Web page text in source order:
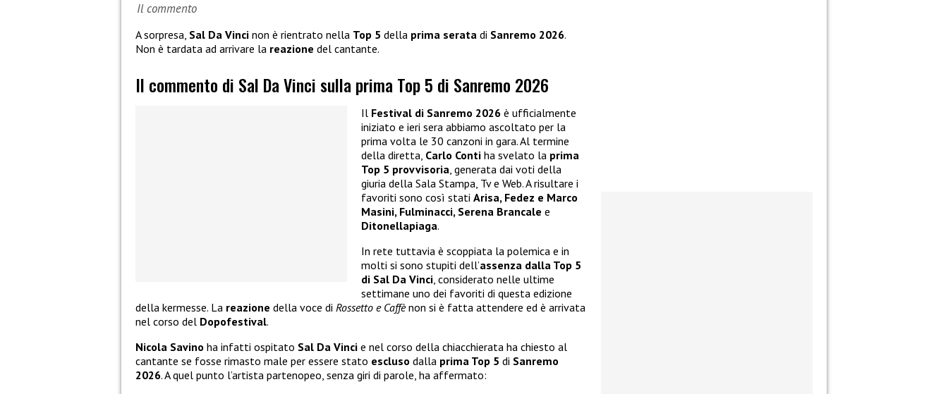
Il commento
A sorpresa, Sal Da Vinci non è rientrato nella Top 5 della prima serata di Sanremo 2026.
Non è tardata ad arrivare la reazione del cantante.
Il commento di Sal Da Vinci sulla prima Top 5 di Sanremo 2026
Il Festival di Sanremo 2026 è ufficialmente
iniziato e ieri sera abbiamo ascoltato per la
prima volta le 30 canzoni in gara. Al termine
della diretta, Carlo Conti ha svelato la prima
Top 5 provvisoria, generata dai voti della
giuria della Sala Stampa, Tv e Web. A risultare i
favoriti sono così stati Arisa, Fedez e Marco
Masini, Fulminacci, Serena Brancale e
Ditonellapiaga.
In rete tuttavia è scoppiata la polemica e in
molti si sono stupiti dell’assenza dalla Top 5
di Sal Da Vinci, considerato nelle ultime
settimane uno dei favoriti di questa edizione
della kermesse. La reazione della voce di Rossetto e Caffènon si è fatta attendere ed è arrivata
nel corso del Dopofestival.
Nicola Savino ha infatti ospitato Sal Da Vinci e nel corso della chiacchierata ha chiesto al
cantante se fosse rimasto male per essere stato escluso dalla prima Top 5 di Sanremo
2026. A quel punto l’artista partenopeo, senza giri di parole, ha affermato: